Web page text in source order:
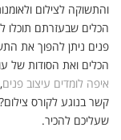
והתשוקה לצילום
הכלים שבעזרתם תוכלו
פנים ניתן להפוך את
הכלים ואת הסודות של
איפה לומדים עיצוב פנים
קשר בנוגע לקורס
שעליכם להכיר.